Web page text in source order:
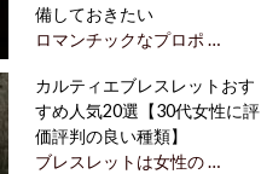
備しておきたい
ロマンチックなプロポ …
カルティエブレスレットおす
すめ人気20選【30代女性に評
価評判の良い種類】
ブレスレットは女性の …